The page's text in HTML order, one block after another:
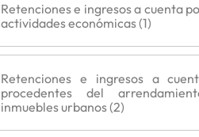
Retenciones e ingresos a cuenta
actividades económicas (1)
Retenciones e ingresos a
procedentes del
inmuebles urbanos (2)